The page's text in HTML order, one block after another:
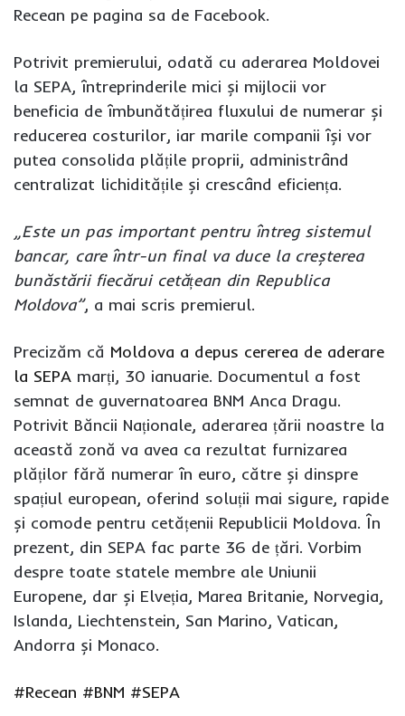
Recean pe pagina sa de Facebook.
Potrivit premierului, odată cu aderarea Moldovei
la SEPA, întreprinderile mici și mijlocii vor
beneficia de îmbunătățirea fluxului de numerar și
reducerea costurilor, iar marile companii își vor
putea consolida plățile proprii, administrând
centralizat lichiditățile și crescând eficiența.
„Este un pas important pentru întreg sistemul
bancar, care într-un final va duce la creșterea
bunăstării fiecărui cetățean din Republica
Moldova”, a mai scris premierul.
Precizăm că Moldova a depus cererea de aderare
la SEPA marți, 30 ianuarie. Documentul a fost
semnat de guvernatoarea BNM Anca Dragu.
Potrivit Băncii Naționale, aderarea țării noastre la
această zonă va avea ca rezultat furnizarea
plăților fără numerar în euro, către și dinspre
spațiul european, oferind soluții mai sigure, rapide
și comode pentru cetățenii Republicii Moldova. În
prezent, din SEPA fac parte 36 de țări. Vorbim
despre toate statele membre ale Uniunii
Europene, dar și Elveția, Marea Britanie, Norvegia,
Islanda, Liechtenstein, San Marino, Vatican,
Andorra și Monaco.
#Recean #BNM #SEPA